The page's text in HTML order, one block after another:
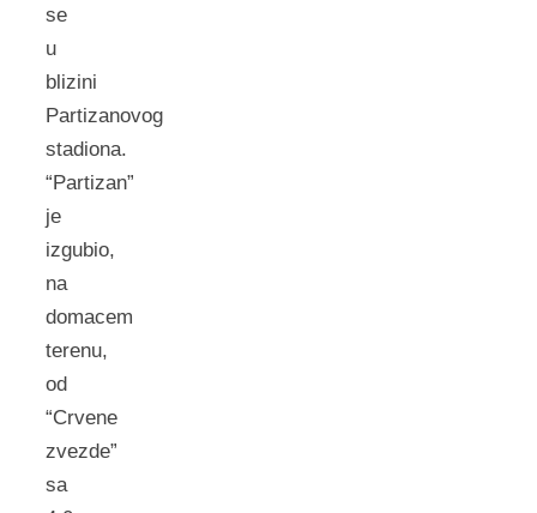
se
u
blizini
Partizanovog
stadiona.
“Partizan”
je
izgubio,
na
domacem
terenu,
od
“Crvene
zvezde”
sa